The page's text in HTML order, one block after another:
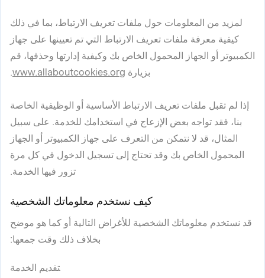
لمزيد من المعلومات حول ملفات تعريف الارتباط، بما في ذلك
كيفية معرفة ملفات تعريف الارتباط التي تم تعيينها على جهاز
الكمبيوتر أو الجهاز المحمول الخاص بك وكيفية إدارتها وحذفها، قم
بزيارة www.allaboutcookies.org
.
إذا لم تقبل ملفات تعريف الارتباط الأساسية أو الوظيفية الخاصة
بنا، فقد تواجه بعض الإزعاج في استخدامك للخدمة. على سبيل
المثال، قد لا نتمكن من التعرف على جهاز الكمبيوتر أو الجهاز
المحمول الخاص بك وقد تحتاج إلى تسجيل الدخول في كل مرة
تزور فيها الخدمة.
كيف نستخدم معلوماتك الشخصية
قد نستخدم معلوماتك الشخصية للأغراض التالية أو كما هو موضح
بخلاف ذلك وقت جمعها:
تقديم الخدمة